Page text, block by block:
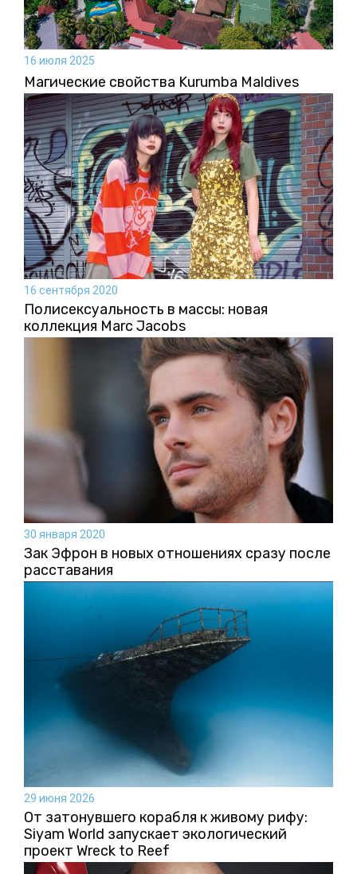
16 июля 2025
Магические свойства Kurumba Maldives
16 сентября 2020
Полисексуальность в массы: новая
коллекция Marc Jacobs
30 января 2020
Зак Эфрон в новых отношениях сразу после
расставания
29 июня 2026
От затонувшего корабля к живому рифу:
Siyam World запускает экологический
проект Wreck to Reef